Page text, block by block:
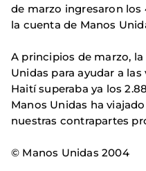
de marzo ingresaron los
la cuenta de Manos
A principios de marzo,
Unidas para ayudar a
Haití superaba ya los
Manos Unidas ha
nuestras contrapartes
© Manos Unidas 2004